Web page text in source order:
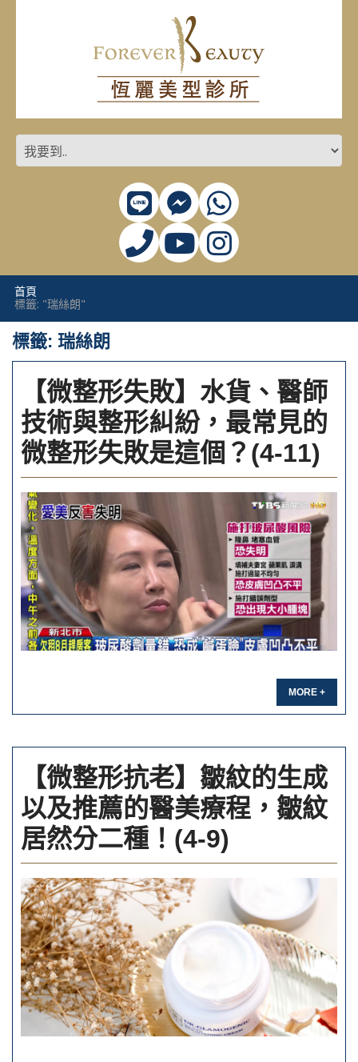
首頁
標籤: "瑞絲朗"
標籤: 瑞絲朗
【微整形失敗】水貨、醫師
技術與整形糾紛，最常見的
微整形失敗是這個？(4-11)
MORE +
【微整形抗老】皺紋的生成
以及推薦的醫美療程，皺紋
居然分二種！(4-9)